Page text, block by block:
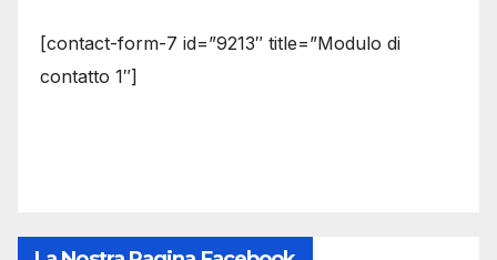
[contact-form-7 id=”9213″ title=”Modulo di
contatto 1″]